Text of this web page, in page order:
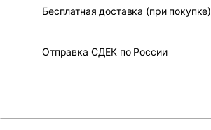
Бесплатная доставка (при покупке)
Отправка СДЕК по России